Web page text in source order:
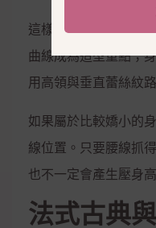
這樣的版型特別適合
曲線成為造型重點；
用高領與垂直蕾絲紋
如果屬於比較嬌小的
線位置。只要腰線抓
也不一定會產生壓身
法式古典